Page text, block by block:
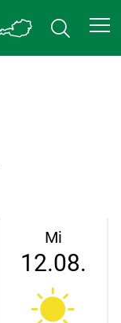
Mi
12.08.